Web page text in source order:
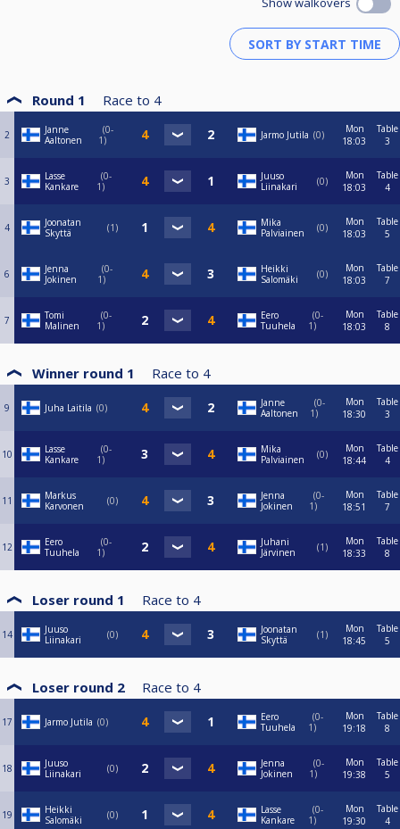
Round 1 Race to 4
2
Janne
Aaltonen
0-
1
Jarmo Jutila 0
Mon
18:03
Table
3
3
Lasse
Kankare
0-
1
Juuso
Liinakari
0
Mon
18:03
Table
4
4
Joonatan
Skyttä
1
Mika
Palviainen
0
Mon
18:03
Table
5
6
Jenna
Jokinen
0-
1
Heikki
Salomäki
0
Mon
18:03
Table
7
7
Tomi
Malinen
0-
1
Eero
Tuuhela
0-
1
Mon
18:03
Table
8
Winner round 1 Race to 4
9 Juha Laitila 0
Janne
Aaltonen
0-
1
Mon
18:30
Table
3
10
Lasse
Kankare
0-
1
Mika
Palviainen
0
Mon
18:44
Table
4
11
Markus
Karvonen
0
Jenna
Jokinen
0-
1
Mon
18:51
Table
7
12
Eero
Tuuhela
0-
1
Juhani
Järvinen
1
Mon
18:33
Table
8
Loser round 1 Race to 4
14
Juuso
Liinakari
0
Joonatan
Skyttä
1
Mon
18:45
Table
5
Loser round 2 Race to 4
17 Jarmo Jutila 0
Eero
Tuuhela
0-
1
Mon
19:18
Table
8
18
Juuso
Liinakari
0
Jenna
Jokinen
0-
1
Mon
19:38
Table
5
19
Heikki
Salomäki
0
Lasse
Kankare
0-
1
Mon
19:30
Table
4